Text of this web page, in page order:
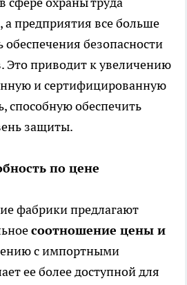
а предприятия все больше
безопасности
Это приводит к увеличению
и сертифицированную
способную обеспечить
защиты.
по цене
фабрики предлагают
соотношение цены и
с импортными
ее более доступной для